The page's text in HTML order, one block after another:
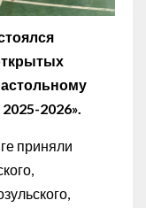
2026».
приняли